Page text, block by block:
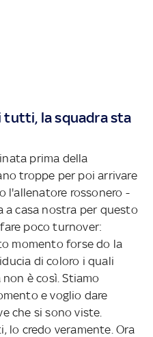
tutti, la squadra sta
prima della
troppe per poi arrivare
l'allenatore rossonero -
a casa nostra per questo
poco turnover:
momento forse do la
di coloro i quali
è così. Stiamo
e voglio dare
che si sono viste.
lo credo veramente. Ora